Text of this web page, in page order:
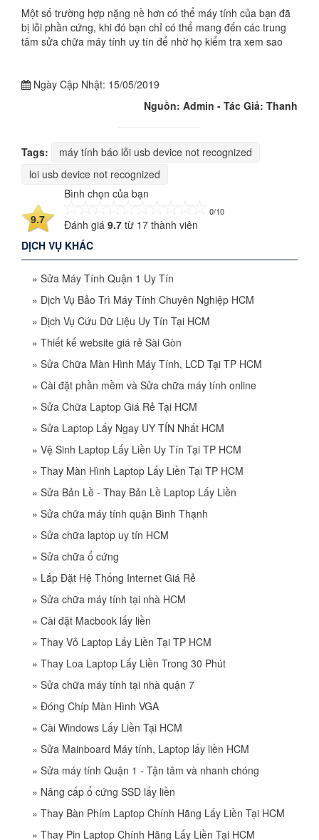
Một số trường hợp nặng nề hơn có thể máy tính của bạn đã
bị lỗi phần cứng, khi đó bạn chỉ có thể mang đến các trung
tâm sửa chữa máy tính uy tín để nhờ họ kiểm tra xem sao
Ngày Cập Nhật: 15/05/2019
Nguồn: Admin - Tác Giả: Thanh
Tags:
máy tính báo lỗi usb device not recognized
loi usb device not recognized
9.7
Bình chọn của bạn
0/10
Đánh giá 9.7 từ 17 thành viên
DỊCH VỤ KHÁC
» Sửa Máy Tính Quận 1 Uy Tín
» Dịch Vụ Bảo Trì Máy Tính Chuyên Nghiệp HCM
» Dịch Vụ Cứu Dữ Liệu Uy Tín Tại HCM
» Thiết kế website giá rẻ Sài Gòn
» Sửa Chữa Màn Hình Máy Tính, LCD Tại TP HCM
» Cài đặt phần mềm và Sửa chữa máy tính online
» Sửa Chữa Laptop Giá Rẻ Tại HCM
» Sửa Laptop Lấy Ngay UY TÍN Nhất HCM
» Vệ Sinh Laptop Lấy Liền Uy Tín Tại TP HCM
» Thay Màn Hình Laptop Lấy Liền Tại TP HCM
» Sửa Bản Lề - Thay Bản Lề Laptop Lấy Liền
» Sửa chữa máy tính quận Bình Thạnh
» Sửa chữa laptop uy tín HCM
» Sửa chữa ổ cứng
» Lắp Đặt Hệ Thống Internet Giá Rẻ
» Sửa chữa máy tính tại nhà HCM
» Cài đặt Macbook lấy liền
» Thay Vỏ Laptop Lấy Liền Tại TP HCM
» Thay Loa Laptop Lấy Liền Trong 30 Phút
» Sửa chữa máy tính tại nhà quận 7
» Đóng Chíp Màn Hình VGA
» Cài Windows Lấy Liền Tại HCM
» Sửa Mainboard Máy tính, Laptop lấy liền HCM
» Sửa máy tính Quận 1 - Tận tâm và nhanh chóng
» Nâng cấp ổ cứng SSD lấy liền
» Thay Bàn Phím Laptop Chính Hãng Lấy Liền Tại HCM
» Thay Pin Laptop Chính Hãng Lấy Liền Tại HCM